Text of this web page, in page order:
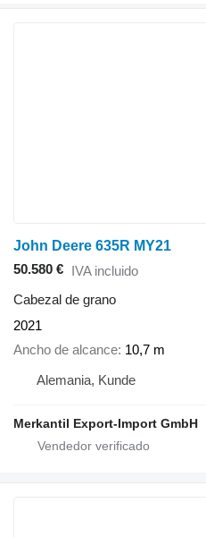
John Deere 635R MY21
50.580 € IVA incluido
Cabezal de grano
2021
Ancho de alcance 10,7 m
Alemania, Kunde
Merkantil Export-Import GmbH